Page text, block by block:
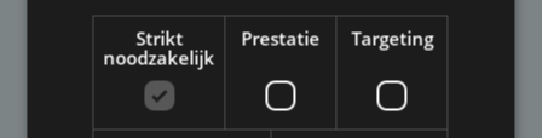
artikel?
Laat het ons weten
Strikt
noodzakelijk
Prestatie Targeting